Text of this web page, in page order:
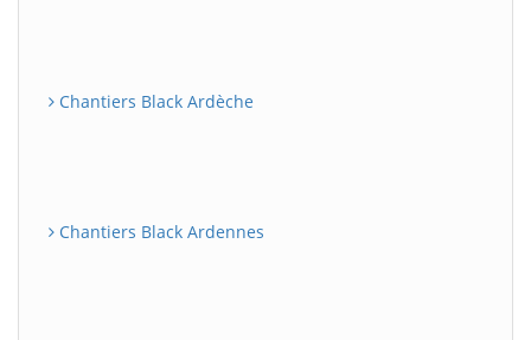
Chantiers Black Ardèche
Chantiers Black Ardennes